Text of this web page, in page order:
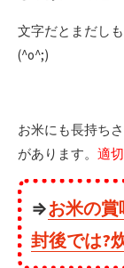
文字だとまだし
(^o^;)
お米にも長持ち
があります。 適
⇒お米の
封後では?